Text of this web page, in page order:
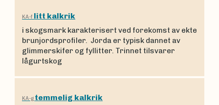
KA-f litt kalkrik
i skogsmark karakterisert ved forekomst av ekte
brunjordsprofiler. Jorda er typisk dannet av
glimmerskifer og fyllitter. Trinnet tilsvarer
lågurtskog
KA-g temmelig kalkrik